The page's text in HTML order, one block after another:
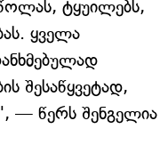
ტყუილებს,
ყველა
შესაწყვეტად,
— წერს შენგელია